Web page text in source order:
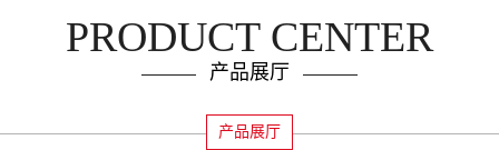
PRODUCT CENTER
产品展厅
产品展厅